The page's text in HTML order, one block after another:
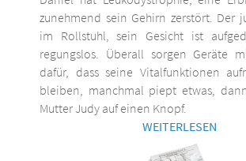
zunehmend sein Gehirn zerstört. Der
im Rollstuhl, sein Gesicht ist
regungslos. Überall sorgen Geräte
dafür, dass seine Vitalfunktionen
bleiben, manchmal piept etwas,
Mutter Judy auf einen Knopf.
WEITERLESEN